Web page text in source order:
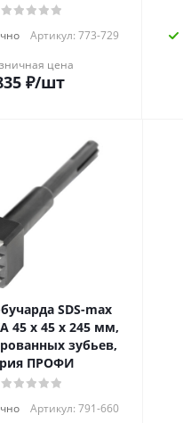
Артикул: 773-729
цена
₽/шт
SDS-max
45 x 45 х 245 мм,
зубьев,
ПРОФИ
Артикул: 791-660